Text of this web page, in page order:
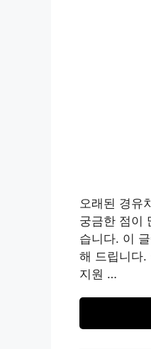
오래된 경유
궁금한 점이
습니다. 이
해 드립니다.
지원 …